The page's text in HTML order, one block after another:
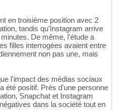
en troisième position avec 2
tandis qu'Instagram arrive
De même, l'étude a
filles interrogées avaient entre
non pas une, mais
l'impact des médias sociaux
été positif. Près d'une personne
Snapchat et Instagram
dans la société tout en